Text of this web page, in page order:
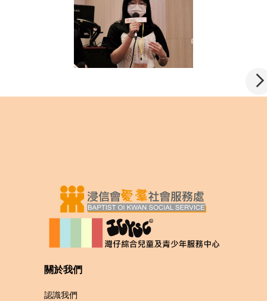
關於我們
認識我們